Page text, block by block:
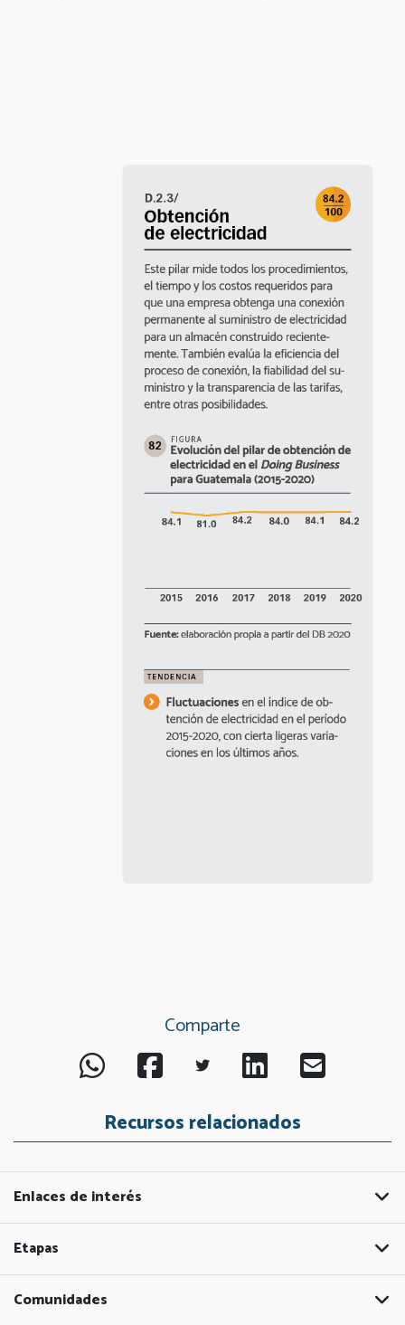
Comparte
Recursos relacionados
Enlaces de interés
Etapas
Comunidades